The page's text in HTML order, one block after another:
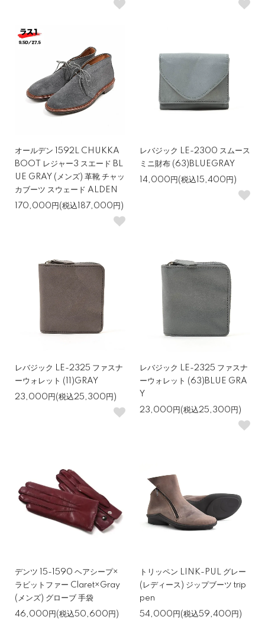
オールデン 1592L CHUKKA
BOOT レジャー3 スエード BL
UE GRAY (メンズ) 革靴 チャッ
カブーツ スウェード ALDEN
170,000円(税込187,000円)
レバジック LE-2300 スムース
ミニ財布 (63)BLUEGRAY
14,000円(税込15,400円)
レバジック LE-2325 ファスナ
ーウォレット (11)GRAY
23,000円(税込25,300円)
レバジック LE-2325 ファスナ
ーウォレット (63)BLUE GRA
Y
23,000円(税込25,300円)
デンツ 15-1590 ヘアシープ×
ラビットファー Claret×Gray
(メンズ) グローブ 手袋
46,000円(税込50,600円)
トリッペン LINK-PUL グレー
(レディース) ジップブーツ trip
pen
54,000円(税込59,400円)